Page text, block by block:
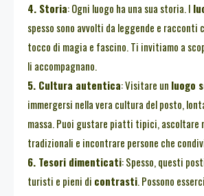
4. Storia: Ogni luogo ha una sua storia. I
spesso sono avvolti da leggende e racconti
tocco di magia e fascino. Ti invitiamo a
li accompagnano.
5. Cultura autentica: Visitare un luogo
immergersi nella vera cultura del posto,
massa. Puoi gustare piatti tipici, ascoltare
tradizionali e incontrare persone che
6. Tesori dimenticati: Spesso, questi
turisti e pieni di contrasti. Possono